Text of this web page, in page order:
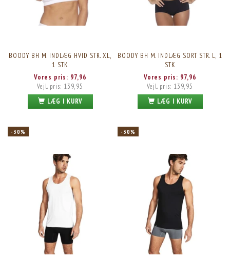
BOODY BH M. INDLÆG HVID STR. XL,
1 STK
Vores pris: 97,96
Vejl. pris: 139,95
LÆG I KURV
BOODY BH M. INDLÆG SORT STR. L, 1
STK
Vores pris: 97,96
Vejl. pris: 139,95
LÆG I KURV
-30% -30%